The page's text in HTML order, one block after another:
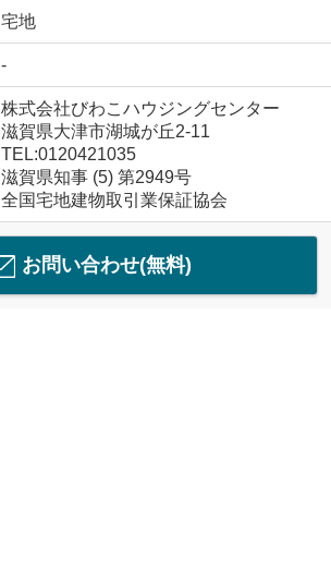
宅地
-
株式会社びわこハウジングセンター
滋賀県大津市湖城が丘2-11
TEL:0120421035
滋賀県知事 (5) 第2949号
全国宅地建物取引業保証協会
お問い合わせ(無料)